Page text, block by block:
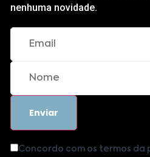
nenhuma novidade.
Concordo com os termos